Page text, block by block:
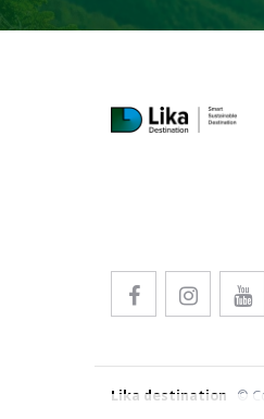
Lika destination ©